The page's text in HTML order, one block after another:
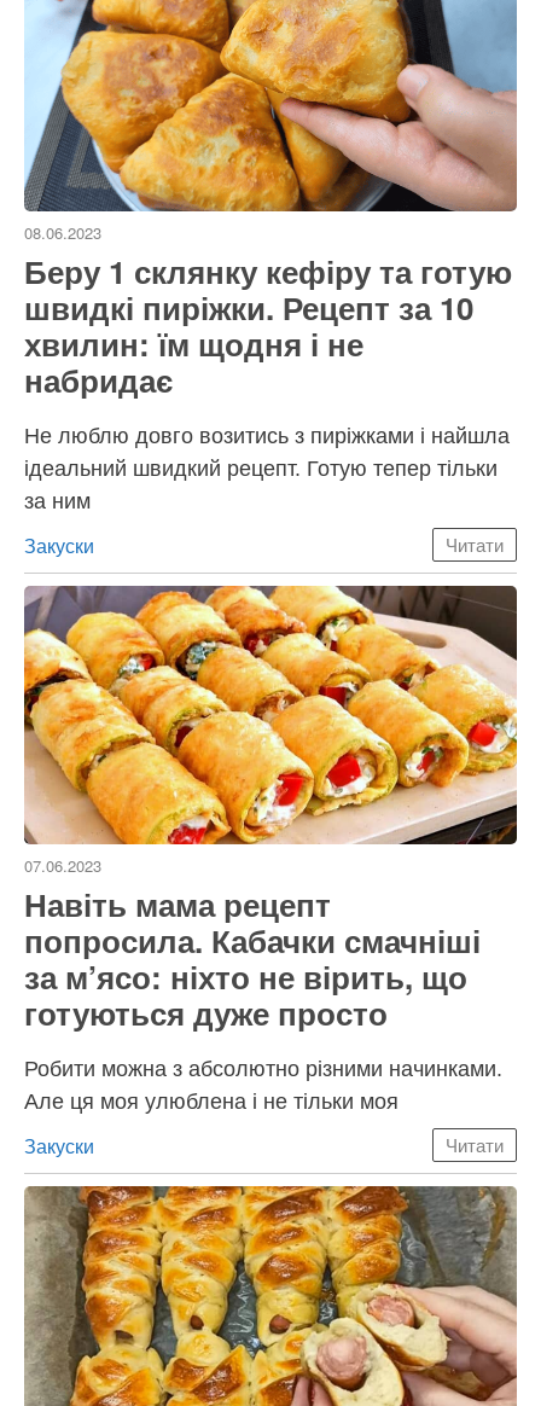
08.06.2023
Беру 1 склянку кефіру та готую
швидкі пиріжки. Рецепт за 10
хвилин: їм щодня і не
набридає
Не люблю довго возитись з пиріжками і найшла
ідеальний швидкий рецепт. Готую тепер тільки
за ним
Категорії
Закуски Читати
07.06.2023
Навіть мама рецепт
попросила. Кабачки смачніші
за м’ясо: ніхто не вірить, що
готуються дуже просто
Робити можна з абсолютно різними начинками.
Але ця моя улюблена і не тільки моя
Категорії
Закуски Читати